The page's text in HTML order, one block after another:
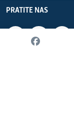
PRATITE NAS